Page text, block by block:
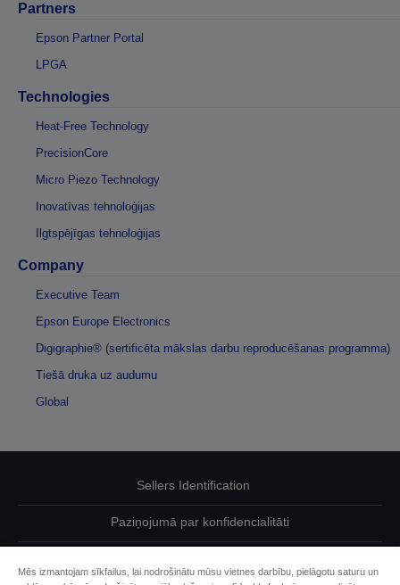
Partners
Epson Partner Portal
LPGA
Technologies
Heat-Free Technology
PrecisionCore
Micro Piezo Technology
Inovatīvas tehnoloģijas
Ilgtspējīgas tehnoloģijas
Company
Executive Team
Epson Europe Electronics
Digigraphie® (sertificēta mākslas darbu reproducēšanas programma)
Tiešā druka uz audumu
Global
Sellers Identification
Paziņojumā par konfidencialitāti
Mēs izmantojam sīkfailus, lai nodrošinātu mūsu vietnes darbību, pielāgotu saturu un